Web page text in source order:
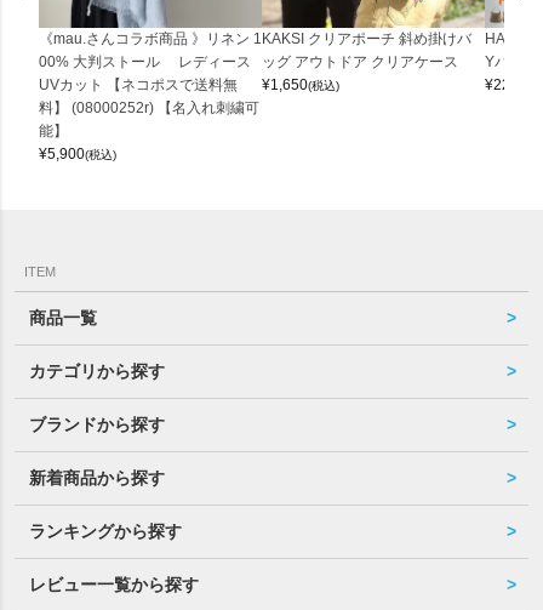
《mau.さんコラボ商品 》リネン 1
00% 大判ストール レディース
UVカット 【ネコポスで送料無
料】 (08000252r) 【名入れ刺繍可
能】
¥5,900(税込)
KAKSI クリアポーチ 斜め掛けバ
ッグ アウトドア クリアケース
¥1,650(税込)
Yバッグ
¥22,000
ITEM
商品一覧
カテゴリから探す
ブランドから探す
新着商品から探す
ランキングから探す
レビュー一覧から探す